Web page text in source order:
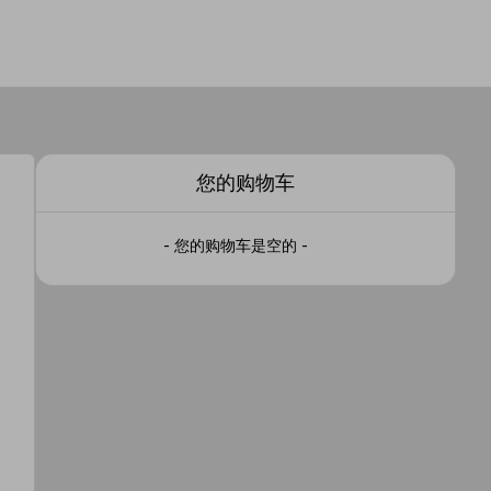
您的购物车
- 您的购物车是空的 -